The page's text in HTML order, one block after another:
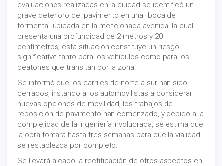
evaluaciones realizadas en la ciudad se identificó un
grave deterioro del pavimento en una "boca de
tormenta" ubicada en la mencionada avenida, la cual
presenta una profundidad de 2 metros y 20
centímetros; esta situación constituye un riesgo
significativo tanto para los vehículos como para los
peatones que transitan por la zona.
Se informó que los carriles de norte a sur han sido
cerrados, instando a los automovilistas a considerar
nuevas opciones de movilidad; los trabajos de
reposición de pavimento han comenzado, y debido a la
complejidad de la ingeniería involucrada, se estima que
la obra tomará hasta tres semanas para que la vialidad
se restablezca por completo.
Se llevará a cabo la rectificación de otros aspectos en